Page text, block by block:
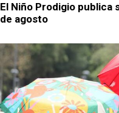
El Niño Prodigio publica
de agosto